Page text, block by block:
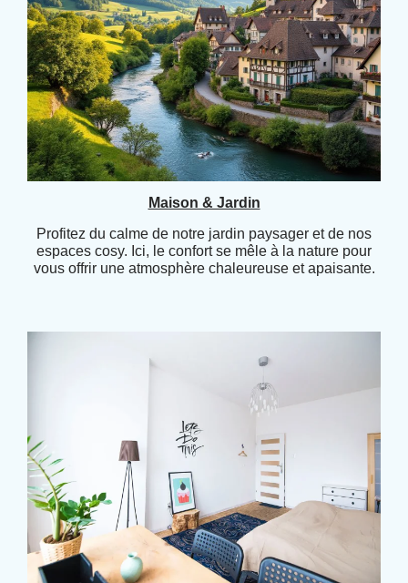
Maison & Jardin
Profitez du calme de notre jardin paysager et de nos
espaces cosy. Ici, le confort se mêle à la nature pour
vous offrir une atmosphère chaleureuse et apaisante.